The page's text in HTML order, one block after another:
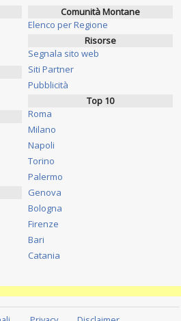
Comunità Montane
Elenco per Regione
Risorse
Segnala sito web
Siti Partner
Pubblicità
Top 10
Roma
Milano
Napoli
Torino
Palermo
Genova
Bologna
Firenze
Bari
Catania